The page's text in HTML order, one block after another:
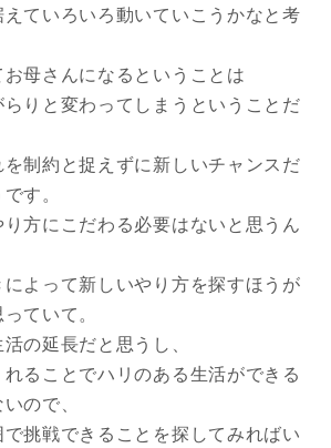
ていろいろ動いていこうかなと考
母さんになるということは
りと変わってしまうということだ
制約と捉えずに新しいチャンスだ
す。
り方にこだわる必要はないと思うん
よって新しいやり方を探すほうが
ていて。
の延長だと思うし、
ることでハリのある生活ができる
ので、
挑戦できることを探してみればい